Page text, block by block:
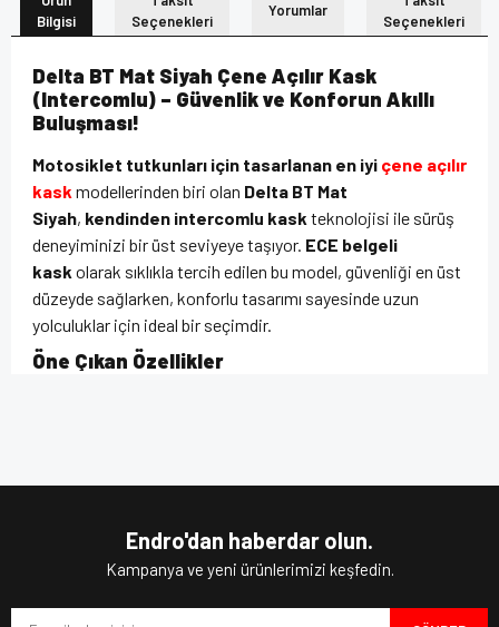
Bilgisi
Seçenekleri
Yorumlar
Seçenekleri
Delta BT Mat Siyah Çene Açılır Kask
(Intercomlu) – Güvenlik ve Konforun Akıllı
Buluşması!
Motosiklet tutkunları için tasarlanan en iyi çene açılır
kask modellerinden biri olan Delta BT Mat
Siyah, kendinden intercomlu kask teknolojisi ile sürüş
deneyiminizi bir üst seviyeye taşıyor. ECE belgeli
kask olarak sıklıkla tercih edilen bu model, güvenliği en üst
düzeyde sağlarken, konforlu tasarımı sayesinde uzun
yolculuklar için ideal bir seçimdir.
Öne Çıkan Özellikler
sağlar.Pinlock hazırlıklı vizörçizilmeye karşı dayanıklıdır
Mikrometrik kapanışsistemi ile güvenli ve pratik bir
kullanım sunar.
Ürün resmi kalitesiz, bozuk veya görüntülenemiyor.
Ürün açıklamasında eksik bilgiler bulunuyor.
Endro'dan haberdar olun.
Kampanya ve yeni ürünlerimizi keşfedin.